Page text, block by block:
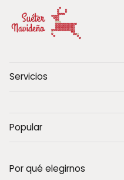
Servicios
Popular
Por qué elegirnos